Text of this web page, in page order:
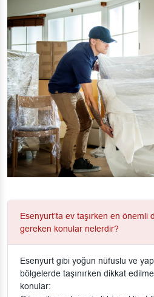
Esenyurt’ta ev taşırken en önemli
gereken konular nelerdir?
Esenyurt gibi yoğun nüfuslu ve
bölgelerde taşınırken dikkat
konular: